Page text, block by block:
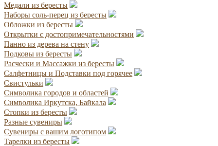
Медали из бересты
Наборы соль-перец из бересты
Обложки из бересты
Открытки с достопримечательностями
Панно из дерева на стену
Подковы из бересты
Расчески и Массажки из бересты
Салфетницы и Подставки под горячее
Свистульки
Символика городов и областей
Символика Иркутска, Байкала
Стопки из бересты
Разные сувениры
Сувениры с вашим логотипом
Тарелки из бересты